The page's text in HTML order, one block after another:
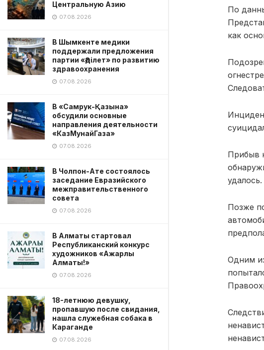
Центральную Азию
07.08.2026
В Шымкенте медики
поддержали предложения
партии «Әділет» по развитию
здравоохранения
07.08.2026
В «Самрук-Қазына»
обсудили основные
направления деятельности
«КазМунайГаза»
07.08.2026
В Чолпон-Ате состоялось
заседание Евразийского
межправительственного
совета
07.08.2026
В Алматы стартовал
Республиканский конкурс
художников «Ажарлы
Алматы!»
07.08.2026
18-летнюю девушку,
пропавшую после свидания,
нашла служебная собака в
Караганде
07.08.2026
По
как
Прибыв
удалось.
Позже
Одним